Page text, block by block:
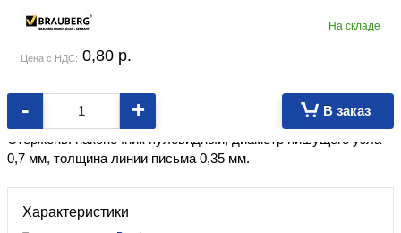
На складе
Цена с НДС: 0,80 p.
- + В заказ
Корпус изготовлен из пластика. Колпачок с клипом.
Стержень: наконечник пулевидный, диаметр пишущего узла
0,7 мм, толщина линии письма 0,35 мм.
Характеристики